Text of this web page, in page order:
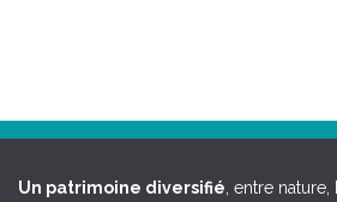
Un patrimoine diversifié , entre